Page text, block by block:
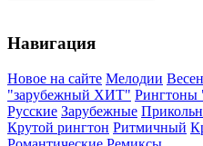
Навигация
Новое на сайте Мелодии
"зарубежный ХИТ"
Русские Зарубежные
Крутой рингтон Ритмичный